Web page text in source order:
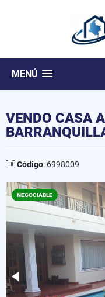
MENÚ
VENDO CASA
Código: 6998009
NEGOCIABLE